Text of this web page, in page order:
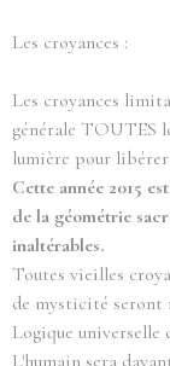
Les croyances :
Les croyances
générale TOUTES
lumière pour
Cette année 2015
de la géométrie
inaltérables.
Toutes vieilles
de mysticité seront
Logique universelle
L'humain sera